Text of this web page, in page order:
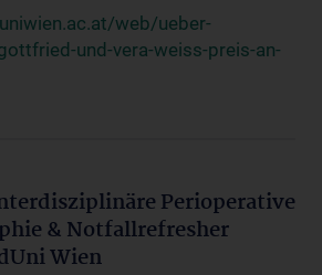
web/ueber-
und-vera-weiss-preis-an-
Perioperative
& Notfallrefresher
Wien